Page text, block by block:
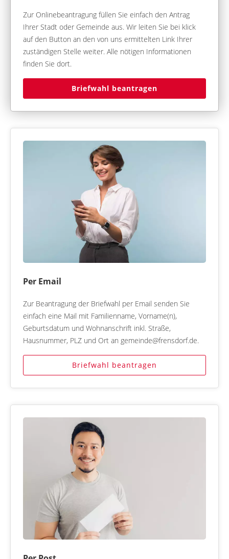
Zur Onlinebeantragung füllen Sie einfach den Antrag
Ihrer Stadt oder Gemeinde aus. Wir leiten Sie bei klick
auf den Button an den von uns ermittelten Link Ihrer
zuständigen Stelle weiter. Alle nötigen Informationen
finden Sie dort.
Briefwahl beantragen
Per Email
Zur Beantragung der Briefwahl per Email senden Sie
einfach eine Mail mit Familienname, Vorname(n),
Geburtsdatum und Wohnanschrift inkl. Straße,
Hausnummer, PLZ und Ort an gemeinde@frensdorf.de.
Briefwahl beantragen